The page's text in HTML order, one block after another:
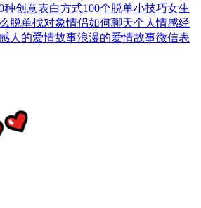
种创意表白方式100个脱单小技巧女生
脱单找对象情侣如何聊天个人情感经
人的爱情故事浪漫的爱情故事微信表